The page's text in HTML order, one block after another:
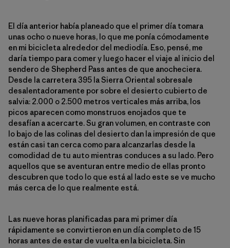
El día anterior había planeado que el primer día tomara
unas ocho o nueve horas, lo que me ponía cómodamente
en mi bicicleta alrededor del mediodía. Eso, pensé, me
daría tiempo para comer y luego hacer el viaje al inicio del
sendero de Shepherd Pass antes de que anocheciera.
Desde la carretera 395 la Sierra Oriental sobresale
desalentadoramente por sobre el desierto cubierto de
salvia: 2.000 o 2.500 metros verticales más arriba, los
picos aparecen como monstruos enojados que te
desafían a acercarte. Su gran volumen, en contraste con
lo bajo de las colinas del desierto dan la impresión de que
están casi tan cerca como para alcanzarlas desde la
comodidad de tu auto mientras conduces a su lado. Pero
aquellos que se aventuran entre medio de ellas pronto
descubren que todo lo que está al lado este se ve mucho
más cerca de lo que realmente está.
Las nueve horas planificadas para mi primer día
rápidamente se convirtieron en un día completo de 15
horas antes de estar de vuelta en la bicicleta. Sin